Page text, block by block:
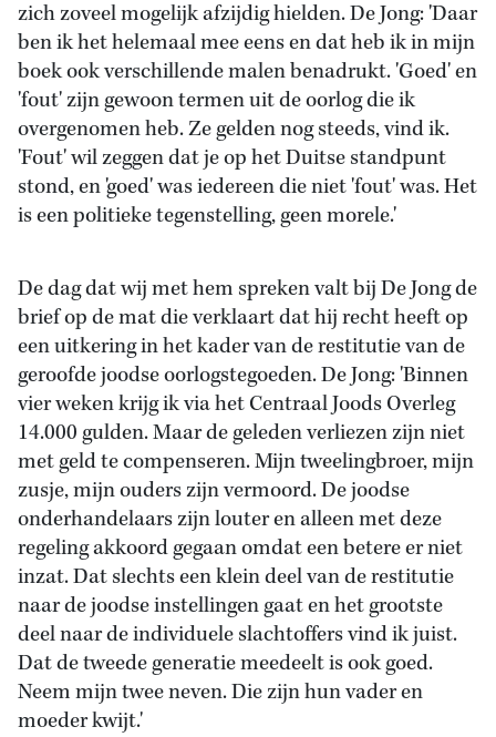
zich zoveel mogelijk afzijdig hielden. De Jong: 'Daar
ben ik het helemaal mee eens en dat heb ik in mijn
boek ook verschillende malen benadrukt. 'Goed' en
'fout' zijn gewoon termen uit de oorlog die ik
overgenomen heb. Ze gelden nog steeds, vind ik.
'Fout' wil zeggen dat je op het Duitse standpunt
stond, en 'goed' was iedereen die niet 'fout' was. Het
is een politieke tegenstelling, geen morele.'
De dag dat wij met hem spreken valt bij De Jong de
brief op de mat die verklaart dat hij recht heeft op
een uitkering in het kader van de restitutie van de
geroofde joodse oorlogstegoeden. De Jong: 'Binnen
vier weken krijg ik via het Centraal Joods Overleg
14.000 gulden. Maar de geleden verliezen zijn niet
met geld te compenseren. Mijn tweelingbroer, mijn
zusje, mijn ouders zijn vermoord. De joodse
onderhandelaars zijn louter en alleen met deze
regeling akkoord gegaan omdat een betere er niet
inzat. Dat slechts een klein deel van de restitutie
naar de joodse instellingen gaat en het grootste
deel naar de individuele slachtoffers vind ik juist.
Dat de tweede generatie meedeelt is ook goed.
Neem mijn twee neven. Die zijn hun vader en
moeder kwijt.'